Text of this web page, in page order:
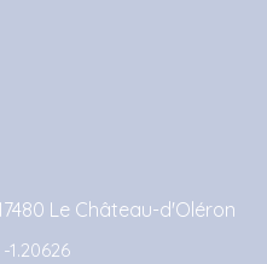
Le Château-d'Oléron
1.20626